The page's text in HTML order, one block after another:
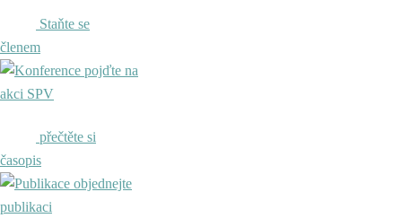
Staňte se
členem
pojďte na
akci SPV
přečtěte si
časopis
objednejte
publikaci